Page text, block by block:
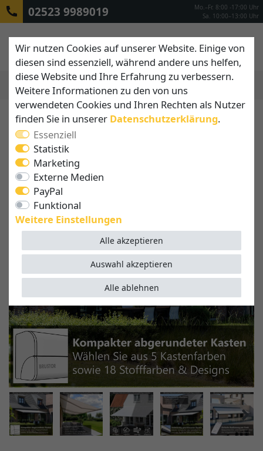
02523 9989019
Mo.–Fr. 8:00 -17:00 Uhr
Sa. 10:00–13:00 Uhr
Wir nutzen Cookies auf unserer Website. Einige von
diesen sind essenziell, während andere uns helfen,
diese Website und Ihre Erfahrung zu verbessern.
Weitere Informationen zu den von uns
verwendeten Cookies und Ihren Rechten als Nutzer
finden Sie in unserer Daten­schutz­erklärung.
Essenziell
Statistik
Marketing
Externe Medien
PayPal
Funktional
Weitere Einstellungen
Alle akzeptieren
Alle ablehnen
Auswahl akzeptieren